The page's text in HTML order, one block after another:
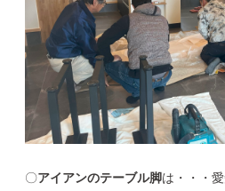
〇アイアンのテーブル脚は・・・